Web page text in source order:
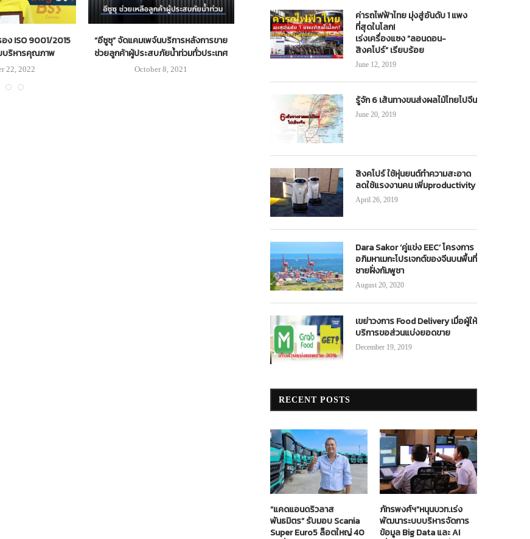
ง ISO 9001/2015
บริหารคุณภาพ
22, 2022
“อีซูซุ” จัดแคมเพจ์นบริการหลังการขาย
ช่วยลูกค้าผู้ประสบภัยน้ำท่วมทั่วประเทศ
October 8, 2021
“สแกนเนีย”ขานรับนโยบายรัฐ อัด
แคมเปญฯพิเศษ 49,999 บาท กับการ
April 24, 2019
การรถไฟฯ ชี้แจงกรณีเตรียมขนย้
ดีเซลรางจากประเทศญี่ปุ่น จำนวน
September 10, 2021
ค่ารถไฟฟ้าไทย มุ่งสู่อันดับ 1 แพง
ที่สุดในโลก!
เร่งเครื่องแซง “ลอนดอน-
สิงคโปร์” เรียบร้อย
June 12, 2019
รู้จัก 6 เส้นทางขนส่งผลไม้ไทยไปจีน
June 20, 2019
สิงคโปร์ ใช้หุ่นยนต์ทำความสะอาด
ลดใช้แรงงานคน เพิ่มproductivity
April 26, 2019
Dara Sakor ‘คู่แข่ง EEC’ โครงการ
อภิมหาเมกะโปรเจกต์ของจีนบนพื้นที่
ชายฝั่งกัมพูชา
August 20, 2020
เขย่าวงการ Food Delivery เมื่อผู้ให้
บริการขอส่วนแบ่งยอดขาย
December 19, 2019
RECENT POSTS
“แคดแอนดริวลาส
พันธมิตร” รับมอบ Scania
Super Euro5 ล็อตใหญ่ 40
ภัทรพงศ์ฯ”หนุนบวท.เร่ง
พัฒนาระบบบริหารจัดการ
ข้อมูล Big Data และ AI